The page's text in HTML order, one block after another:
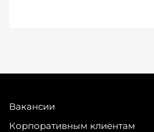
Вакансии
Корпоративным клиентам